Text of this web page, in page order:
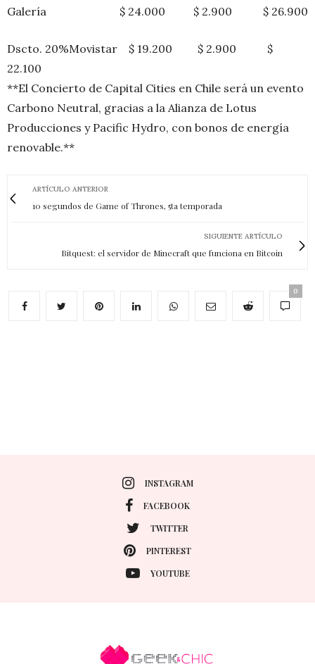
Galería $ 24.000 $ 2.900 $ 26.900
Dscto. 20%Movistar $ 19.200 $ 2.900 $
22.100
**El Concierto de Capital Cities en Chile será un evento
Carbono Neutral, gracias a la Alianza de Lotus
Producciones y Pacific Hydro, con bonos de energía
renovable.**
ARTÍCULO ANTERIOR
10 segundos de Game of Thrones, 5ta temporada
SIGUIENTE ARTÍCULO
Bitquest: el servidor de Minecraft que funciona en Bitcoin
0
INSTAGRAM
FACEBOOK
TWITTER
PINTEREST
YOUTUBE